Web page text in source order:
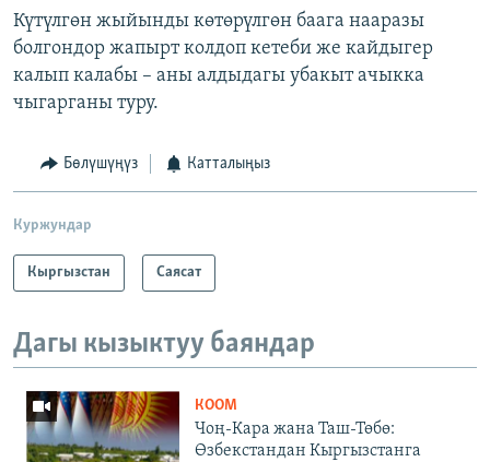
Күтүлгөн жыйынды көтөрүлгөн баага нааразы
болгондор жапырт колдоп кетеби же кайдыгер
калып калабы – аны алдыдагы убакыт ачыкка
чыгарганы туру.
Бөлүшүңүз Катталыңыз
Куржундар
Кыргызстан Саясат
Дагы кызыктуу баяндар
КООМ
Чоң-Кара жана Таш-Төбө:
Өзбекстандан Кыргызстанга